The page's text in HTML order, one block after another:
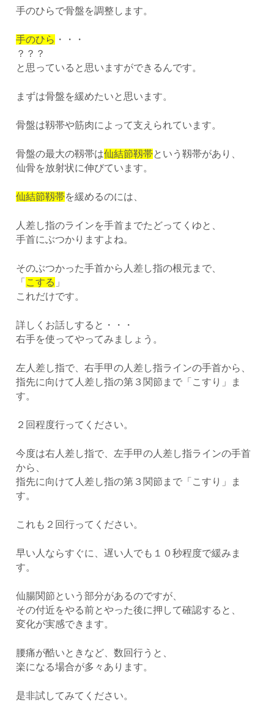
手のひらで骨盤を調整します。
手のひら ・・・
？？？
と思っていると思いますができるんです。
まずは骨盤を緩めたいと思います。
骨盤は靱帯や筋肉によって支えられています。
骨盤の最大の靱帯は仙結節靱帯という靱帯があり、
仙骨を放射状に伸びています。
仙結節靱帯を緩めるのには、
人差し指のラインを手首までたどってくゆと、
手首にぶつかりますよね。
そのぶつかった手首から人差し指の根元まで、
「 こする 」
これだけです。
詳しくお話しすると・・・
右手を使ってやってみましょう。
左人差し指で、右手甲の人差し指ラインの手首から、
指先に向けて人差し指の第３関節まで「こすり」ま
す。
２回程度行ってください。
今度は右人差し指で、左手甲の人差し指ラインの手首
から、
指先に向けて人差し指の第３関節まで「こすり」ま
す。
これも２回行ってください。
早い人ならすぐに、遅い人でも１０秒程度で緩みま
す。
仙腸関節という部分があるのですが、
その付近をやる前とやった後に押して確認すると、
変化が実感できます。
腰痛が酷いときなど、数回行うと、
楽になる場合が多々あります。
是非試してみてください。